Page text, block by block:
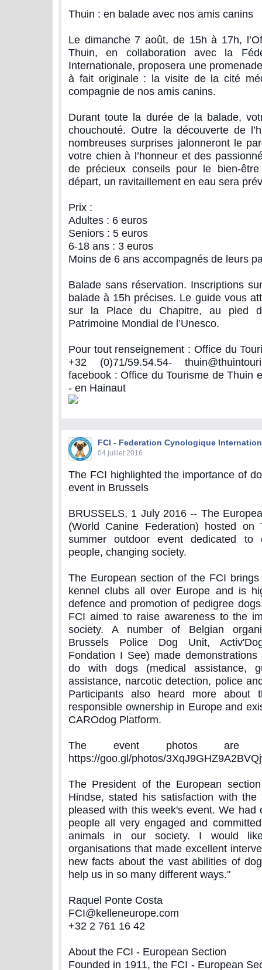
Thuin : en balade avec nos amis canins
Le dimanche 7 août, de 15h à 17h,
Thuin, en collaboration avec la
Internationale, proposera une
à fait originale : la visite de la cité
compagnie de nos amis canins.
Durant toute la durée de la balade,
chouchouté. Outre la découverte de
nombreuses surprises jalonneront le
votre chien à l’honneur et des
de précieux conseils pour le bien-
départ, un ravitaillement en eau sera
Prix :
Adultes : 6 euros
Seniors : 5 euros
6-18 ans : 3 euros
Moins de 6 ans accompagnés de leurs
Balade sans réservation. Inscriptions
balade à 15h précises. Le guide vous
sur la Place du Chapitre, au pied
Patrimoine Mondial de l’Unesco.
Pour tout renseignement : Office du
+32 (0)71/59.54.54-
facebook : Office du Tourisme de Thuin
- en Hainaut
FCI - Federation Cynologique
04 juillet 2016
The FCI highlighted the importance of
event in Brussels
BRUSSELS, 1 July 2016 -- The
(World Canine Federation) hosted
summer outdoor event dedicated to
people, changing society.
The European section of the FCI
kennel clubs all over Europe and is
defence and promotion of pedigree
FCI aimed to raise awareness to the
society. A number of Belgian
Brussels Police Dog Unit,
Fondation I See) made
do with dogs (medical assistance,
assistance, narcotic detection, police
Participants also heard more about
responsible ownership in Europe and
CAROdog Platform.
The event photos are
https://goo.gl/photos/
The President of the European
Hindse, stated his satisfaction with
pleased with this week's event. We had
people all very engaged and
animals in our society. I would
organisations that made excellent
new facts about the vast abilities of
help us in so many different ways."
Raquel Ponte Costa
FCI@kelleneurope.com
+32 2 761 16 42
About the FCI - European Section
Founded in 1911, the FCI - European